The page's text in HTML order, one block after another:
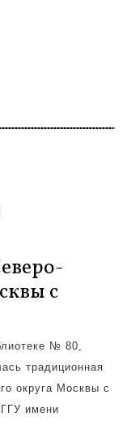
с
№ 80,
традиционная
округа Москвы с
имени